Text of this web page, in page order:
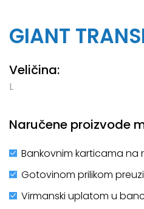
GIANT
Veličina:
L
Naručene proizvode
Bankovnim karticama na
Gotovinom prilikom
Virmanski uplatom u